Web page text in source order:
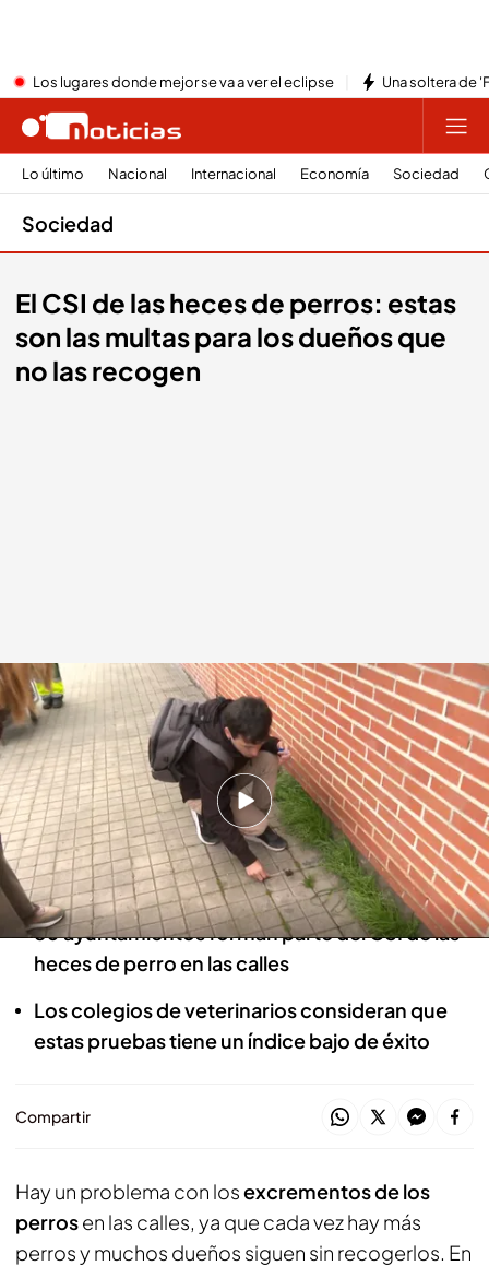
Los lugares donde mejor se va a ver el eclipse Una soltera de
Lo último Nacional Internacional Economía Sociedad
Sociedad
El CSI de las heces de perros: estas
son las multas para los dueños que
no las recogen
Un técnico de ADN recogiendo muestras de heces de perros
Redacción digital Noticias Cuatro
05 ABR 2024 - 18:03h.
En España los perros generan 600.000
toneladas de heces al año y de media son 120
kilos por animal
80 ayuntamientos forman parte del CSI de las
heces de perro en las calles
Los colegios de veterinarios consideran que
estas pruebas tiene un índice bajo de éxito
Compartir
Hay un problema con losexcrementos de los
perrosen las calles, ya que cada vez hay más
perros y muchos dueños siguen sin recogerlos. En